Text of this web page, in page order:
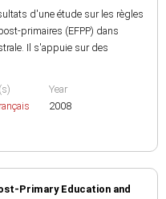
d'une étude sur les règles
primaires (EFPP) dans
Il s'appuie sur des
Year
2008
Primary Education and